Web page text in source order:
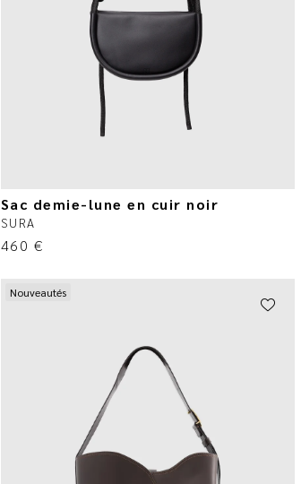
Sac demie-lune en cuir noir
SURA
460 €
Nouveautés